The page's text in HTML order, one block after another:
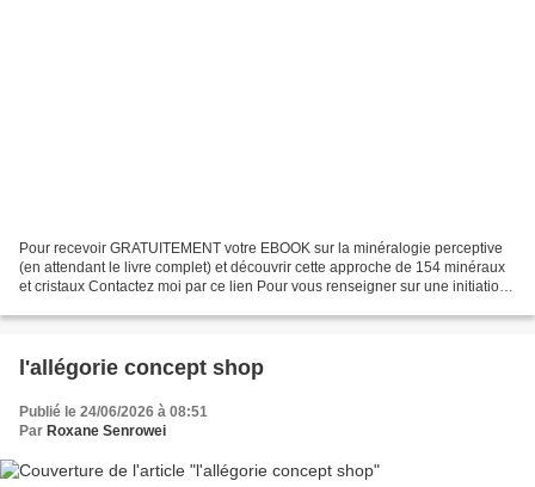
Pour recevoir GRATUITEMENT votre EBOOK sur la minéralogie perceptive
(en attendant le livre complet) et découvrir cette approche de 154 minéraux
et cristaux Contactez moi par ce lien Pour vous renseigner sur une initiation
l'allégorie concept shop
Publié le 24/06/2026 à 08:51
Par Roxane Senrowei